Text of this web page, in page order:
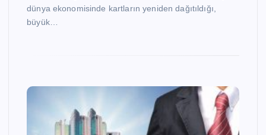
dünya ekonomisinde kartların yeniden dağıtıldığı,
büyük…